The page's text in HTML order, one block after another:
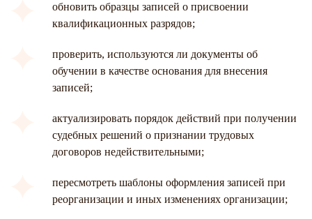
обновить образцы записей о присвоении
квалификационных разрядов;
проверить, используются ли документы об
обучении в качестве основания для внесения
записей;
актуализировать порядок действий при получении
судебных решений о признании трудовых
договоров недействительными;
пересмотреть шаблоны оформления записей при
реорганизации и иных изменениях организации;